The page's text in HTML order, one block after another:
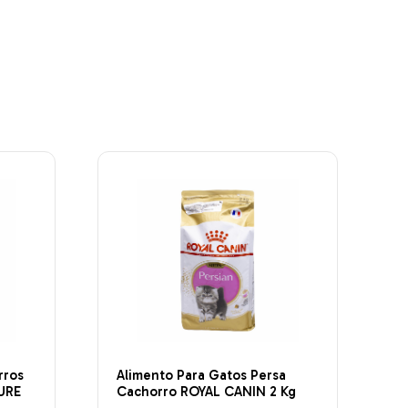
Alimento Para Gatos Persa
Cachorro ROYAL CANIN 2 Kg